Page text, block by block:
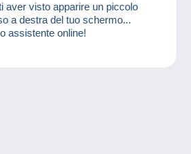
aver visto apparire un piccolo
a destra del tuo schermo...
assistente online!